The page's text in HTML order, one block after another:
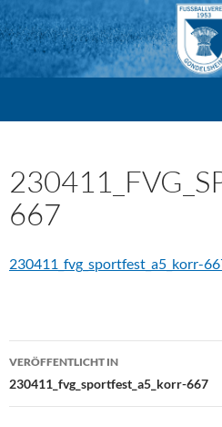
Zum
Inhalt
springen
667
230411_fvg_sportfest_a5_korr-
Beitragsnavigation
VERÖFFENTLICHT IN
230411_fvg_sportfest_a5_korr-667